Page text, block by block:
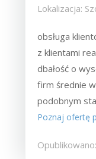
Lokalizacja:
obsługa
z klientami
dbałość o
firm średnie
podobnym
Poznaj ofertę